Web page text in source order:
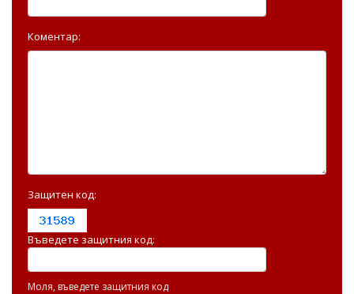
Коментар:
Защитен код:
Въведете защитния код:
Моля, въведете защитния код